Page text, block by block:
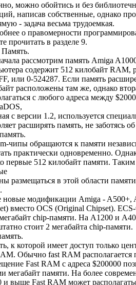
можно обойтись и без
написав собственные, однако
- задача весьма трудоемкая.
о правомерности
прочитать в разделе 9.
Память.
рассмотрим память Amiga
содержит 512 килобайт RAM,
или 0-524287. Если память
расположены там же, однако
с любого адреса между
с версии 1.2, используется
расширять память, не заботясь об
чипы обращаются к памяти
практически одновременно.
первые 512 килобайт памяти.
размещаться в этой области
новые модификации Amiga - A500+,
вместо OCS (Original Chipset).
chip-памяти. Hа A1200 и
стоит 2 мегабайта chip-памяти.
к которой имеет доступ только
Обычно fast RAM располагается
Fast RAM с адреса $200000
мегабайт памяти. На более
и выше Fast RAM может